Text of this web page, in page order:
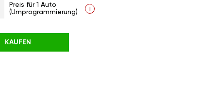
Preis für 1 Auto
(Umprogrammierung)
i
KAUFEN